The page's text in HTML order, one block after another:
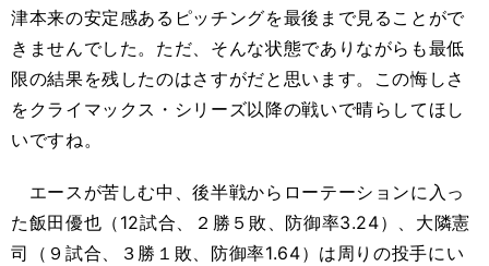
津本来の安定感あるピッチングを最後まで見ることがで
きませんでした。ただ、そんな状態でありながらも最低
限の結果を残したのはさすがだと思います。この悔しさ
をクライマックス・シリーズ以降の戦いで晴らしてほし
いですね。
エースが苦しむ中、後半戦からローテーションに入っ
た飯田優也（12試合、２勝５敗、防御率3.24）、大隣憲
司（９試合、３勝１敗、防御率1.64）は周りの投手にい